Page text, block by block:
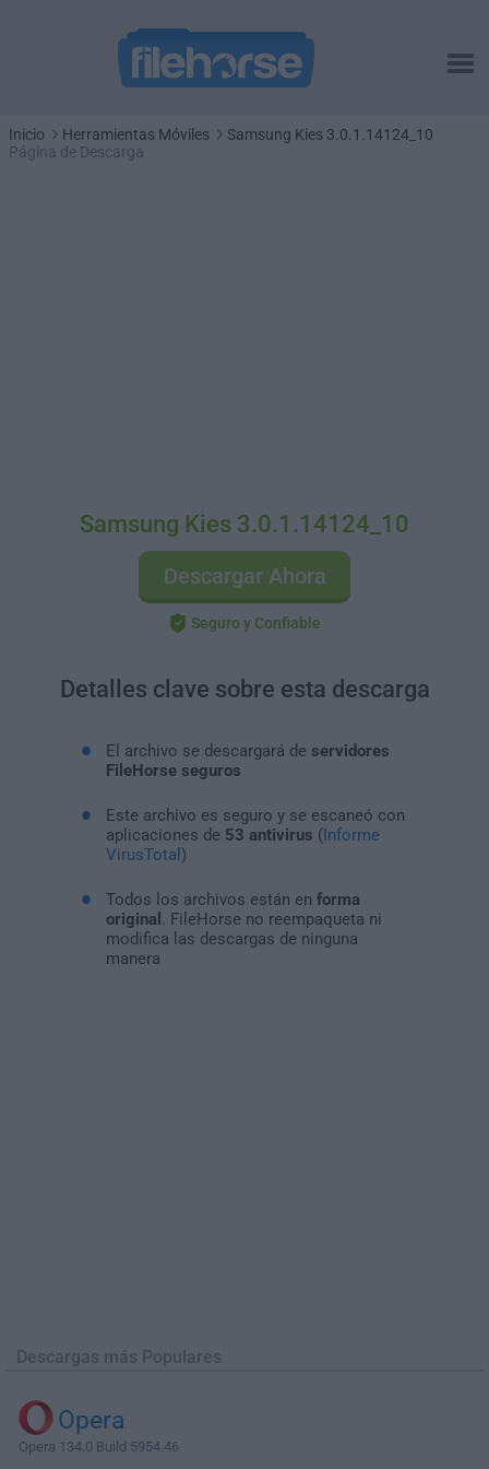
Inicio Herramientas Móviles
Samsung Kies 3.0.1.14124_10
Página de Descarga
Samsung Kies 3.0.1.14124_10
Descargar Ahora
Seguro y Confiable
Detalles clave sobre esta descarga
El archivo se descargará de servidores
FileHorse seguros
Este archivo es seguro y se escaneó con
aplicaciones de 53 antivirus (Informe
VirusTotal )
Todos los archivos están en forma
original
. FileHorse no reempaqueta ni
modifica las descargas de ninguna
manera
Descargas más Populares
Opera
Opera 134.0 Build 5954.46